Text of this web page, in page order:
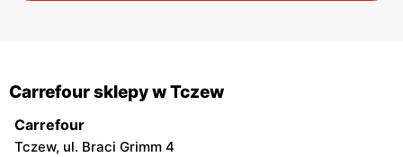
Carrefour sklepy w Tczew
Carrefour
Tczew, ul. Braci Grimm 4